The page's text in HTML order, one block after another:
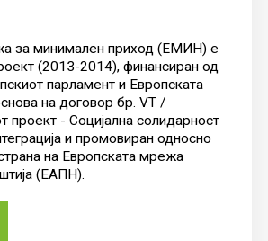
за минимален приход (ЕМИН) е
(2013-2014), финансиран од
парламент и Европската
на договор бр. VT /
проект - Социјална солидарност
и промовиран односно
на Европската мрежа
(EАПН).